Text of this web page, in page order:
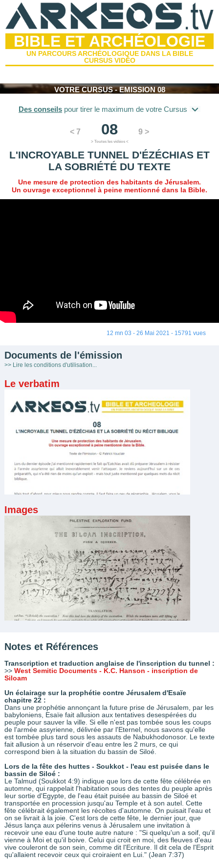
BIBLE ET ARCHÉOLOGIE
UN PARCOURS ARCHÉOLOGIQUE DANS LA BIBLE
CURSUS VIDÉO
VOTRE CURSUS - EMISSION 08
Des conseilspour tirer le maximum de votre Cursus
< 7 08 9 >
> Toutes les vidéos <
L'INCROYABLE TUNNEL D'ÉZÉCHIAS ET
LA SOBRIÉTÉ DU TEXTE
Une mesure de protection des habitants de Jérusalem.
Un ouvrage exceptionnel à peine mentionné dans la Bible.
12 mn 03 - 26 Mai 2021 - 15791 vues
Documents de l'émission
>> Lire les conditions d'utilisation...
Le verbatim
Images
Notes et Références
Transcription et traduction anglaise de l'inscription du tunnel :
>> West Semitic Documents - K.C. Hanson - inscription de
Siloam
Un éclairage sur la prophétie contre Jérusalem d'Esaïe
chapitre 22 :
Dans une prophétie annonçant la future prise de Jérusalem, par les
babyloniens, Esaïe fait allusion aux tentatives desespérées du
peuple pour sauver la ville. Si elle n'est pas tombée sous les coups
de l'armée assyrienne, délivrée par l'Eternel, nous savons qu'elle
est tombée plus tard sous les assauts de Nabukhodonosor. Le texte
fait allusion à un réservoir d'eau entre les 2 murs, ce qui
correspond bien à la situation du bassin de Siloé.
Lors de la fête des huttes - Soukkot - l'eau est puisée dans le
bassin de Siloé :
Le Talmud (Soukkot 4:9) indique que lors de cette fête célébrée en
automne, qui rappelait l'habitation sous des tentes du peuple après
leur sortie d'Egypte, de l'eau était puisée au bassin de Siloé et
transportée en procession jusqu'au Temple et à son autel. Cette
fête célébrait également les récoltes d'automne. On puisait l'eau et
on se livrait à la joie. C'est lors de cette fête, le dernier jour, que
Jésus lança aux pélerins venus à Jérusalem une invitation à
recevoir une eau d'une toute autre nature : "Si quelqu'un a soif, qu'il
vienne à Moi et qu'il boive. Celui qui croit en moi, des fleuves d'eau
vive couleront de son sein, comme dit l'Ecriture. Il dit cela de l'Esprit
qu'allaient recevoir ceux qui croiraient en Lui." (Jean 7:37)